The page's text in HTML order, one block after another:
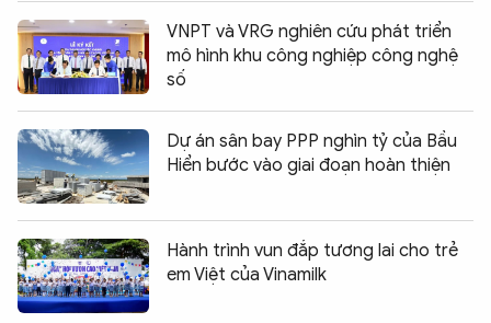
VNPT và VRG nghiên cứu phát triển
mô hình khu công nghiệp công nghệ
số
Dự án sân bay PPP nghìn tỷ của Bầu
Hiển bước vào giai đoạn hoàn thiện
Hành trình vun đắp tương lai cho trẻ
em Việt của Vinamilk